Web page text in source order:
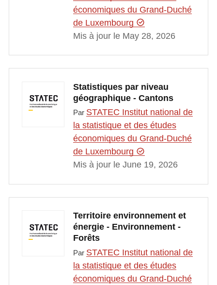
économiques du Grand-Duché
de Luxembourg
Mis à jour le May 28, 2026
Statistiques par niveau
géographique - Cantons
Par STATEC Institut national de
la statistique et des études
économiques du Grand-Duché
de Luxembourg
Mis à jour le June 19, 2026
Territoire environnement et
énergie - Environnement -
Forêts
Par STATEC Institut national de
la statistique et des études
économiques du Grand-Duché